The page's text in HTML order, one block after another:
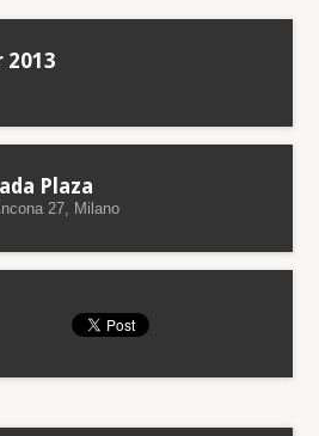
2013
Plaza
27, Milano